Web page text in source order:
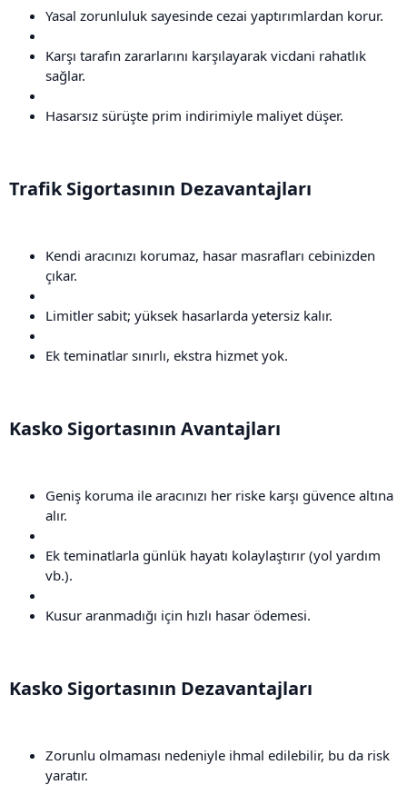
Yasal zorunluluk sayesinde cezai yaptırımlardan korur.
Karşı tarafın zararlarını karşılayarak vicdani rahatlık
sağlar.
Hasarsız sürüşte prim indirimiyle maliyet düşer.
Trafik Sigortasının Dezavantajları​
Kendi aracınızı korumaz, hasar masrafları cebinizden
çıkar.
Limitler sabit; yüksek hasarlarda yetersiz kalır.
Ek teminatlar sınırlı, ekstra hizmet yok.
Kasko Sigortasının Avantajları​
Geniş koruma ile aracınızı her riske karşı güvence altına
alır.
Ek teminatlarla günlük hayatı kolaylaştırır (yol yardım
vb.).
Kusur aranmadığı için hızlı hasar ödemesi.
Kasko Sigortasının Dezavantajları​
Zorunlu olmaması nedeniyle ihmal edilebilir, bu da risk
yaratır.